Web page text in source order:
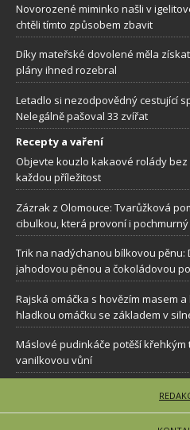
Novorozené miminko našli v
chtěli tímto způsobem zbavit
Díky mateřské dovolené měla
plány ihned rozebral
Letadlo si nezodpovědný cestující
Nelegálně pašoval 33 zvířat
Recepty a vaření
Objevte kouzlo kakaové rolády
každou příležitost
Zázrak z Olomouce: Tvarůžková
cibulkou, která provoní i
Trik na nadýchanou bílkovou pěnu:
jahodovou pěnou a čokoládovou
Rajská omáčka s hovězím masem
hladkou omáčku se základem v
Máslové pudinkáče potěší
vanilkovou vůní